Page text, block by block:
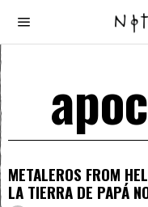
METALEROS FROM
LA TIERRA DE PAPÁ